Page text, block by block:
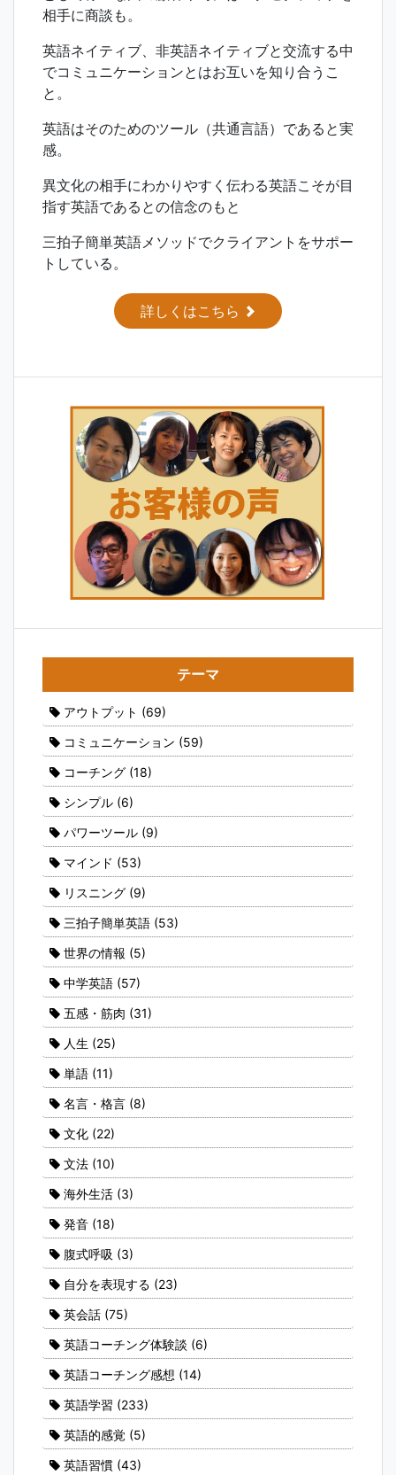
相手に商談も。
英語ネイティブ、非英語ネイティブと交流する中
でコミュニケーションとはお互いを知り合うこ
と。
英語はそのためのツール（共通言語）であると実
感。
異文化の相手にわかりやすく伝わる英語こそが目
指す英語であるとの信念のもと
三拍子簡単英語メソッドでクライアントをサポー
トしている。
詳しくはこちら
テーマ
アウトプット (69)
コミュニケーション (59)
コーチング (18)
シンプル (6)
パワーツール (9)
マインド (53)
リスニング (9)
三拍子簡単英語 (53)
世界の情報 (5)
中学英語 (57)
五感・筋肉 (31)
人生 (25)
単語 (11)
名言・格言 (8)
文化 (22)
文法 (10)
海外生活 (3)
発音 (18)
腹式呼吸 (3)
自分を表現する (23)
英会話 (75)
英語コーチング体験談 (6)
英語コーチング感想 (14)
英語学習 (233)
英語的感覚 (5)
英語習慣 (43)